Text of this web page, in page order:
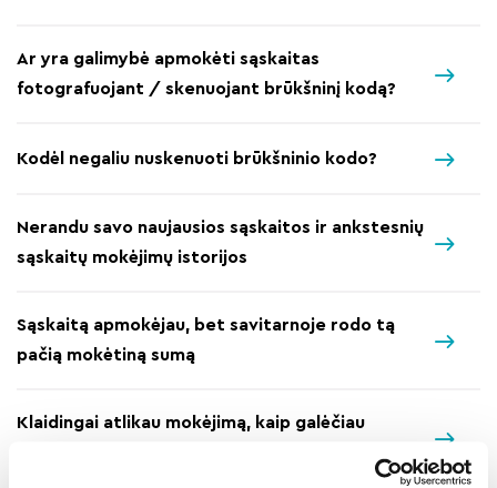
Ar yra galimybė apmokėti sąskaitas
fotografuojant / skenuojant brūkšninį kodą?
Kodėl negaliu nuskenuoti brūkšninio kodo?
Nerandu savo naujausios sąskaitos ir ankstesnių
sąskaitų mokėjimų istorijos
Sąskaitą apmokėjau, bet savitarnoje rodo tą
pačią mokėtiną sumą
Klaidingai atlikau mokėjimą, kaip galėčiau